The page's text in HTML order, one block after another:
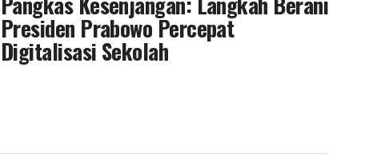
Presiden Prabowo Percepat
Digitalisasi Sekolah